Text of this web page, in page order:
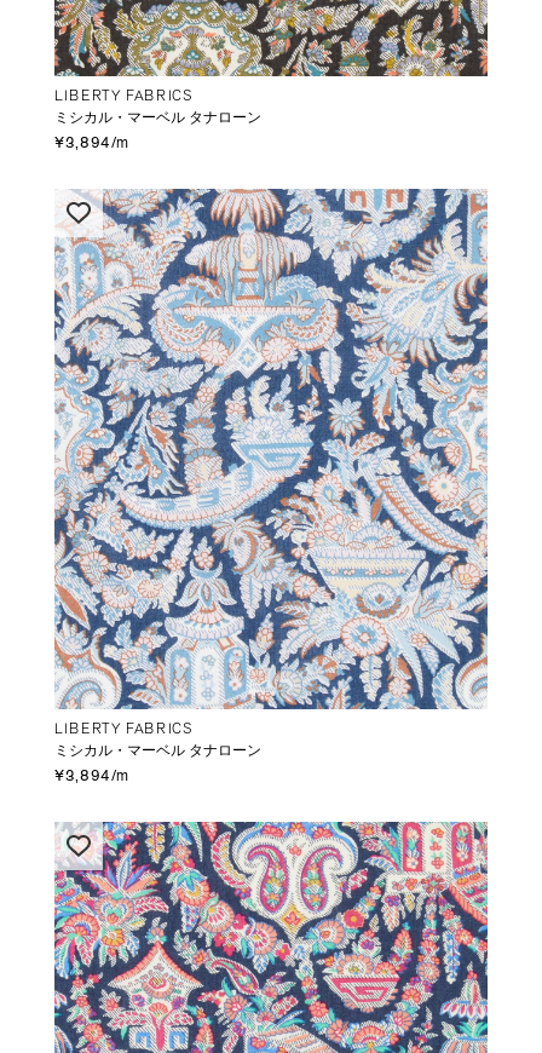
LIBERTY FABRICS
ミシカル・マーベル タナローン
¥3,894/m
LIBERTY FABRICS
ミシカル・マーベル タナローン
¥3,894/m